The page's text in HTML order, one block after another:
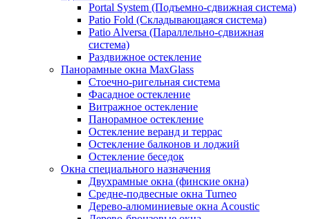
Portal System (Подъемно-сдвижная система)
Patio Fold (Складывающаяся система)
Patio Alversa (Параллельно-сдвижная
система)
Раздвижное остекление
Панорамные окна MaxGlass
Стоечно-ригельная система
Фасадное остекление
Витражное остекление
Панорамное остекление
Остекление веранд и террас
Остекление балконов и лоджий
Остекление беседок
Окна специального назначения
Двухрамные окна (финские окна)
Средне-подвесные окна Turneo
Дерево-алюминиевые окна Acoustic